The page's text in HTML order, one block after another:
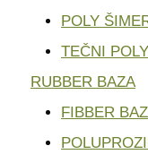
POLY
TEČNI
RUBBER BAZA
FIBBER